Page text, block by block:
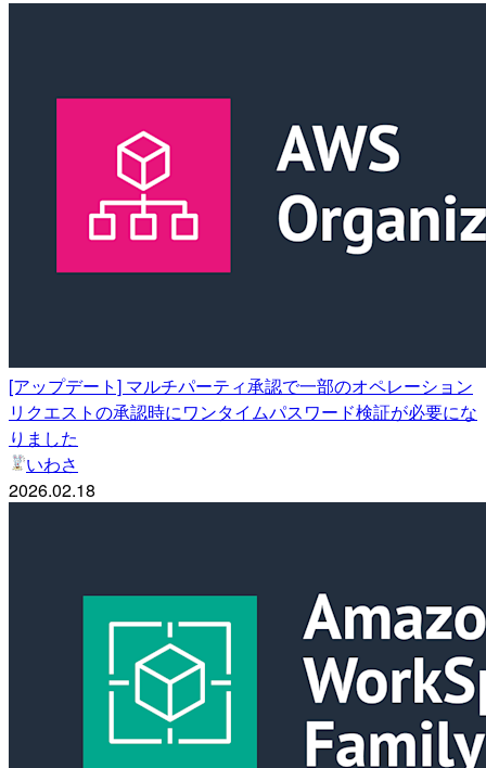
[アップデート] マルチパーティ承認で一部のオペレーション
リクエストの承認時にワンタイムパスワード検証が必要にな
りました
いわさ
2026.02.18